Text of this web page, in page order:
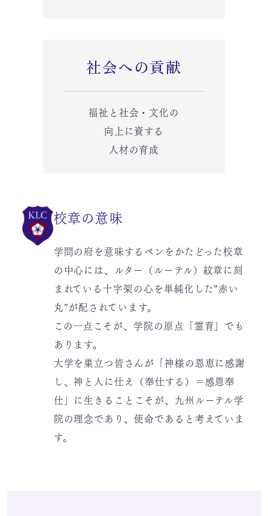
社会への貢献
福祉と社会・文化の
向上に資する
人材の育成
校章の意味
学問の府を意味するペンをかたどった校章
の中心には、ルター（ルーテル）紋章に刻
まれている十字架の心を単純化した”赤い
丸”が配されています。
この一点こそが、学院の原点「霊育」でも
あります。
大学を巣立つ皆さんが「神様の恩恵に感謝
し、神と人に仕え（奉仕する）＝感恩奉
仕」に生きることこそが、九州ルーテル学
院の理念であり、使命であると考えていま
す。